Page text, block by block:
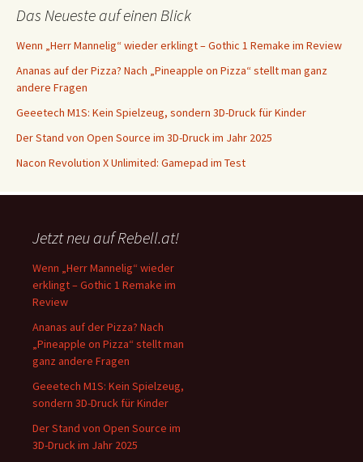
Das Neueste auf einen Blick
Wenn „Herr Mannelig“ wieder erklingt – Gothic 1 Remake im Review
Ananas auf der Pizza? Nach „Pineapple on Pizza“ stellt man ganz
andere Fragen
Geeetech M1S: Kein Spielzeug, sondern 3D-Druck für Kinder
Der Stand von Open Source im 3D-Druck im Jahr 2025
Nacon Revolution X Unlimited: Gamepad im Test
Jetzt neu auf Rebell.at!
Wenn „Herr Mannelig“ wieder
erklingt – Gothic 1 Remake im
Review
Ananas auf der Pizza? Nach
„Pineapple on Pizza“ stellt man
ganz andere Fragen
Geeetech M1S: Kein Spielzeug,
sondern 3D-Druck für Kinder
Der Stand von Open Source im
3D-Druck im Jahr 2025